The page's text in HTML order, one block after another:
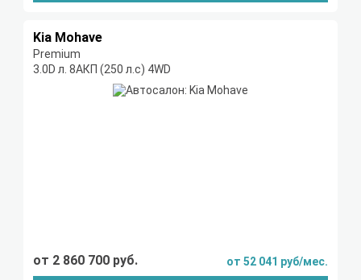
Kia Mohave
Premium
3.0D л. 8AКП (250 л.с) 4WD
от 2 860 700 руб. от 52 041 руб/мес.